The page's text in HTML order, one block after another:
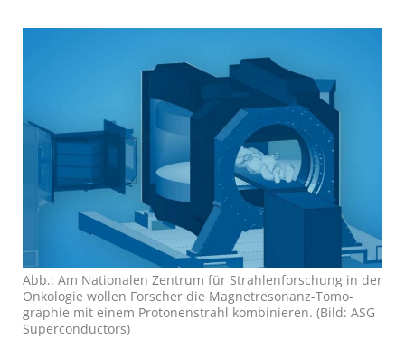
Abb.: Am Nationalen Zentrum für Strahlen­forschung in der
Onko­logie wollen Forscher die Magnet­resonanz-Tomo­
graphie mit einem Protonen­strahl kombi­nieren. (Bild: ASG
Super­conductors)